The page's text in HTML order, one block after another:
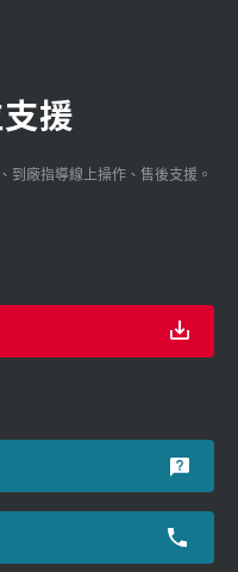
援
到廠指導線上操作、售後支援。